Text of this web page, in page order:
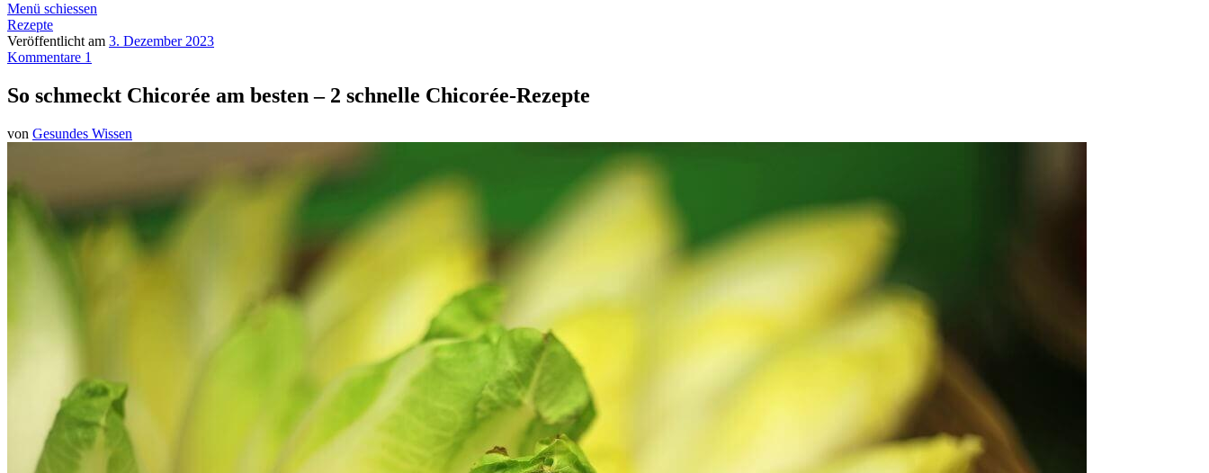
Menü schiessen
Rezepte
Veröffentlicht am 3. Dezember 2023
Kommentare 1
So schmeckt Chicorée am besten – 2 schnelle Chicorée-Rezepte
von Gesundes Wissen